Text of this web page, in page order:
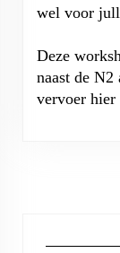
wel voor
Deze
naast de
vervoer